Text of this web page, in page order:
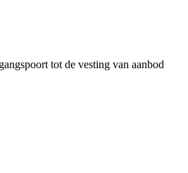
tot de vesting van aanbod